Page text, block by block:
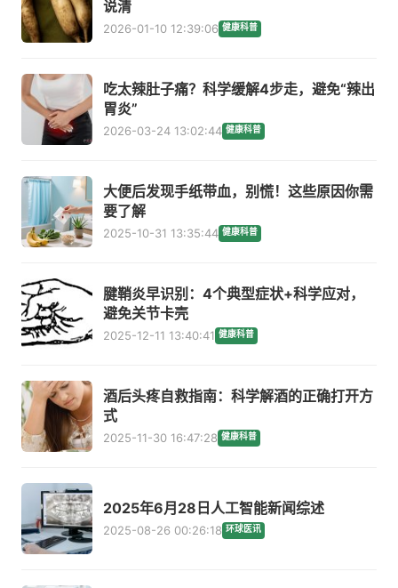
说清
2026-01-10 12:39:06 健康科普
吃太辣肚子痛？科学缓解4步走，避免“辣出
胃炎”
2026-03-24 13:02:44 健康科普
大便后发现手纸带血，别慌！这些原因你需
要了解
2025-10-31 13:35:44 健康科普
腱鞘炎早识别：4个典型症状+科学应对，
避免关节卡壳
2025-12-11 13:40:41 健康科普
酒后头疼自救指南：科学解酒的正确打开方
式
2025-11-30 16:47:28 健康科普
2025年6月28日人工智能新闻综述
2025-08-26 00:26:18 环球医讯